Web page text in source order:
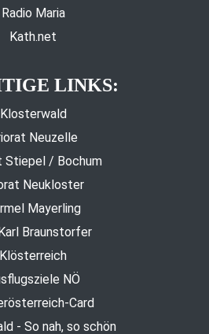
Radio Maria
Kath.net
LINKS:
Klosterwald
Neuzelle
Stiepel / Bochum
Neukloster
Mayerling
Braunstorfer
Klösterreich
NÖ
Card
- So nah, so schön